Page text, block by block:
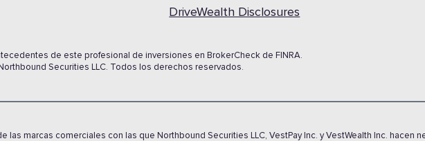
DriveWealth Disclosures
de este profesional de inversiones en BrokerCheck de FINRA.
Securities LLC. Todos los derechos reservados.
las marcas comerciales con las que Northbound Securities LLC, VestPay Inc. y VestWealth Inc. hacen